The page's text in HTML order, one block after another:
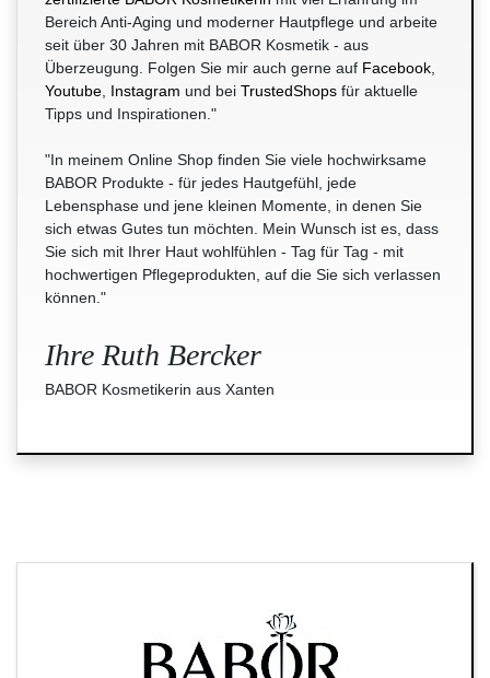
Bereich Anti-Aging und moderner Hautpflege und arbeite
seit über 30 Jahren mit BABOR Kosmetik - aus
Überzeugung. Folgen Sie mir auch gerne auf Facebook
Youtube Instagram und bei TrustedShops für aktuelle
Tipps und Inspirationen."
"In meinem Online Shop finden Sie viele hochwirksame
BABOR Produkte - für jedes Hautgefühl, jede
Lebensphase und jene kleinen Momente, in denen Sie
sich etwas Gutes tun möchten. Mein Wunsch ist es, dass
Sie sich mit Ihrer Haut wohlfühlen - Tag für Tag - mit
hochwertigen Pflegeprodukten, auf die Sie sich verlassen
können."
Ihre Ruth Bercker
BABOR Kosmetikerin aus Xanten